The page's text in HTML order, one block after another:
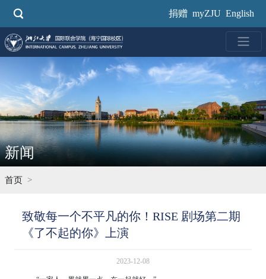
要
捐赠 myZJU English
新闻
首页
致敬每一个不平凡的你！RISE 剧场第二期
《了不起的你》上演
2023-12-08